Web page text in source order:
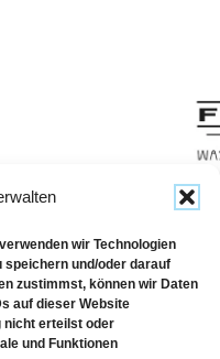
wir Technologien
speichern und/oder darauf
zustimmst, können wir Daten
auf dieser Website
nicht erteilst oder
und Funktionen